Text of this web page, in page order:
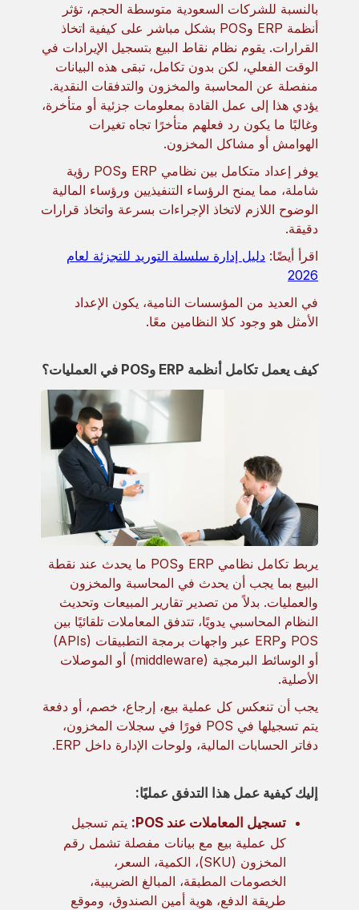
بالنسبة للشركات السعودية متوسطة الحجم، تؤثر
أنظمة ERP وPOS بشكل مباشر على كيفية اتخاذ
القرارات. يقوم نظام نقاط البيع بتسجيل الإيرادات في
الوقت الفعلي، لكن بدون تكامل، تبقى هذه البيانات
منفصلة عن المحاسبة والمخزون والتدفقات النقدية.
يؤدي هذا إلى عمل القادة بمعلومات جزئية أو متأخرة،
وغالبًا ما يكون رد فعلهم متأخرًا تجاه تغيرات
الهوامش أو مشاكل المخزون.
يوفر إعداد متكامل بين نظامي ERP وPOS رؤية
شاملة، مما يمنح الرؤساء التنفيذيين ورؤساء المالية
الوضوح اللازم لاتخاذ الإجراءات بسرعة واتخاذ قرارات
دقيقة.
اقرأ أيضًا: دليل إدارة سلسلة التوريد للتجزئة لعام
2026
في العديد من المؤسسات النامية، يكون الإعداد
الأمثل هو وجود كلا النظامين معًا.
كيف يعمل تكامل أنظمة ERP وPOS في العمليات؟
يربط تكامل نظامي ERP وPOS ما يحدث عند نقطة
البيع بما يجب أن يحدث في المحاسبة والمخزون
والعمليات. بدلاً من تصدير تقارير المبيعات وتحديث
النظام المحاسبي يدويًا، تتدفق المعاملات تلقائيًا بين
POS وERP عبر واجهات برمجة التطبيقات (APIs)
أو الوسائط البرمجية (middleware) أو الموصلات
الأصلية.
يجب أن تنعكس كل عملية بيع، إرجاع، خصم، أو دفعة
يتم تسجيلها في POS فورًا في سجلات المخزون،
دفاتر الحسابات المالية، ولوحات الإدارة داخل ERP.
إليك كيفية عمل هذا التدفق عمليًا:
تسجيل المعاملات عند POS:
يتم تسجيل
كل عملية بيع مع بيانات مفصلة تشمل رقم
المخزون (SKU)، الكمية، السعر،
الخصومات المطبقة، المبالغ الضريبية،
طريقة الدفع، هوية أمين الصندوق، وموقع